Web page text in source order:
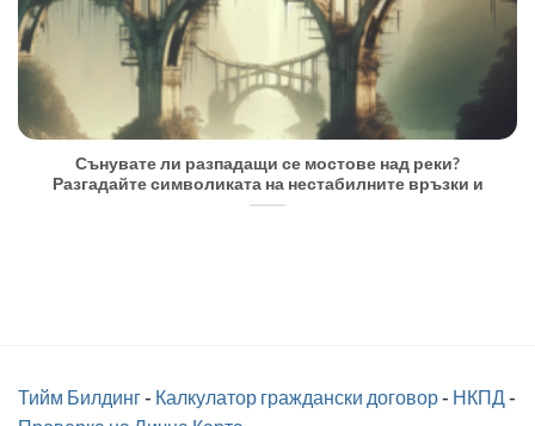
Сънувате ли разпадащи се мостове над реки?
Разгадайте символиката на нестабилните връзки и
Тийм Билдинг- Калкулатор граждански договор- НКПД-